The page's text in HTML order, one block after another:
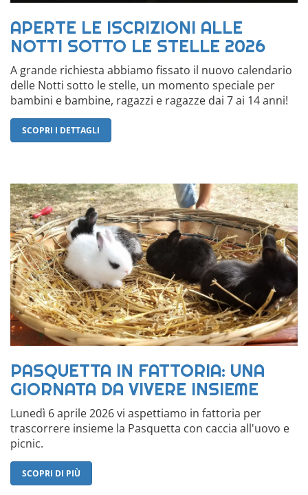
APERTE LE ISCRIZIONI ALLE
NOTTI SOTTO LE STELLE 2026
A grande richiesta abbiamo fissato il nuovo calendario
delle Notti sotto le stelle, un momento speciale per
bambini e bambine, ragazzi e ragazze dai 7 ai 14 anni!
SCOPRI I DETTAGLI
PASQUETTA IN FATTORIA: UNA
GIORNATA DA VIVERE INSIEME
Lunedì 6 aprile 2026 vi aspettiamo in fattoria per
trascorrere insieme la Pasquetta con caccia all'uovo e
picnic.
SCOPRI DI PIÙ